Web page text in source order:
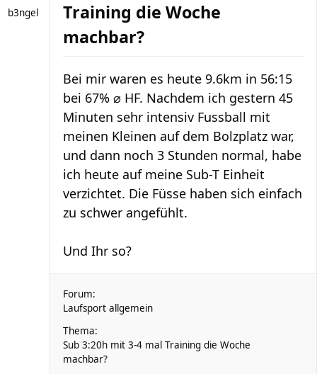
b3ngel
Training die Woche
machbar?
Bei mir waren es heute 9.6km in 56:15
bei 67% ⌀ HF. Nachdem ich gestern 45
Minuten sehr intensiv Fussball mit
meinen Kleinen auf dem Bolzplatz war,
und dann noch 3 Stunden normal, habe
ich heute auf meine Sub-T Einheit
verzichtet. Die Füsse haben sich einfach
zu schwer angefühlt.
Und Ihr so?
Forum:
Laufsport allgemein
Thema:
Sub 3:20h mit 3-4 mal Training die Woche
machbar?